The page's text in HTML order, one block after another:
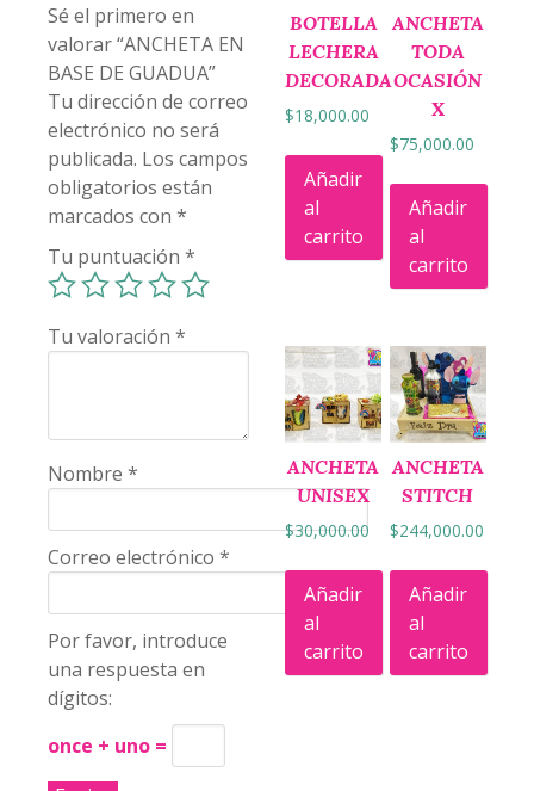
Sé el primero en
valorar “ANCHETA EN
BASE DE GUADUA”
Tu dirección de correo
electrónico no será
publicada. Los campos
obligatorios están
marcados con *
Tu puntuación *
Tu valoración *
Nombre *
Correo electrónico *
Por favor, introduce
una respuesta en
dígitos:
once + uno =
BOTELLA
LECHERA
DECORADA
$18,000.00
Añadir
al
carrito
ANCHETA
TODA
OCASIÓN
X
$75,000.00
Añadir
al
carrito
ANCHETA
UNISEX
$30,000.00
Añadir
al
carrito
ANCHETA
STITCH
$244,000.00
Añadir
al
carrito